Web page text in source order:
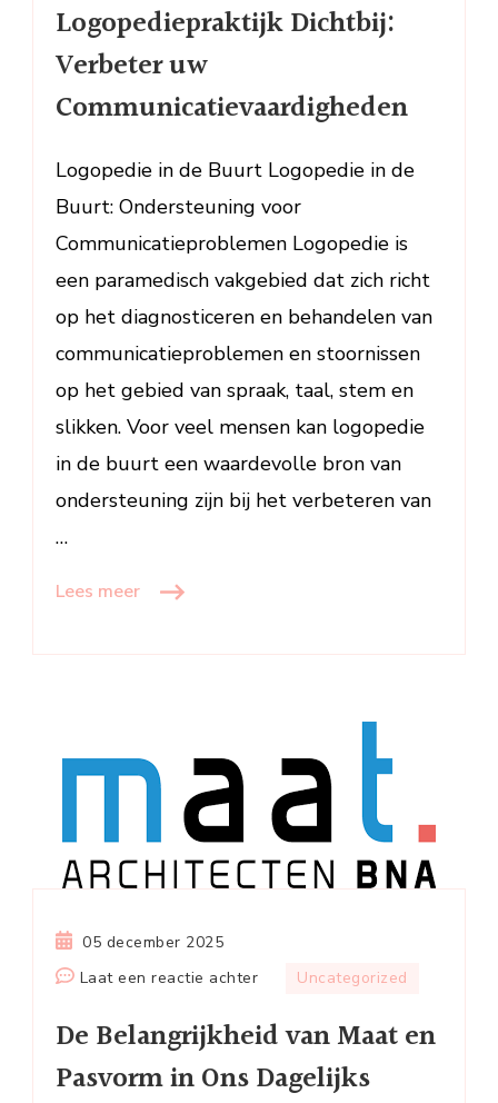
Dichtbij:
Communicatievaardigheden
Logopediepraktijk Dichtbij:
Verbeter uw
Communicatievaardigheden
Logopedie in de Buurt Logopedie in de
Buurt: Ondersteuning voor
Communicatieproblemen Logopedie is
een paramedisch vakgebied dat zich richt
op het diagnosticeren en behandelen van
communicatieproblemen en stoornissen
op het gebied van spraak, taal, stem en
slikken. Voor veel mensen kan logopedie
in de buurt een waardevolle bron van
ondersteuning zijn bij het verbeteren van
…
Lees meer
05 december 2025
Laat een reactie achterop
Belangrijkheid
Maat
Uncategorized
De Belangrijkheid van Maat en
Pasvorm in Ons Dagelijks